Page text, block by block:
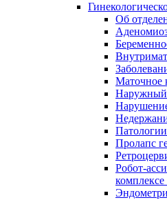
Об
Маточное
Наружный
Пролапс
Робот-